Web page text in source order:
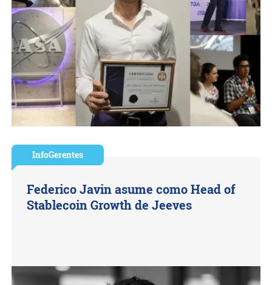
InfoGerentes
Federico Javin asume como Head of
Stablecoin Growth de Jeeves